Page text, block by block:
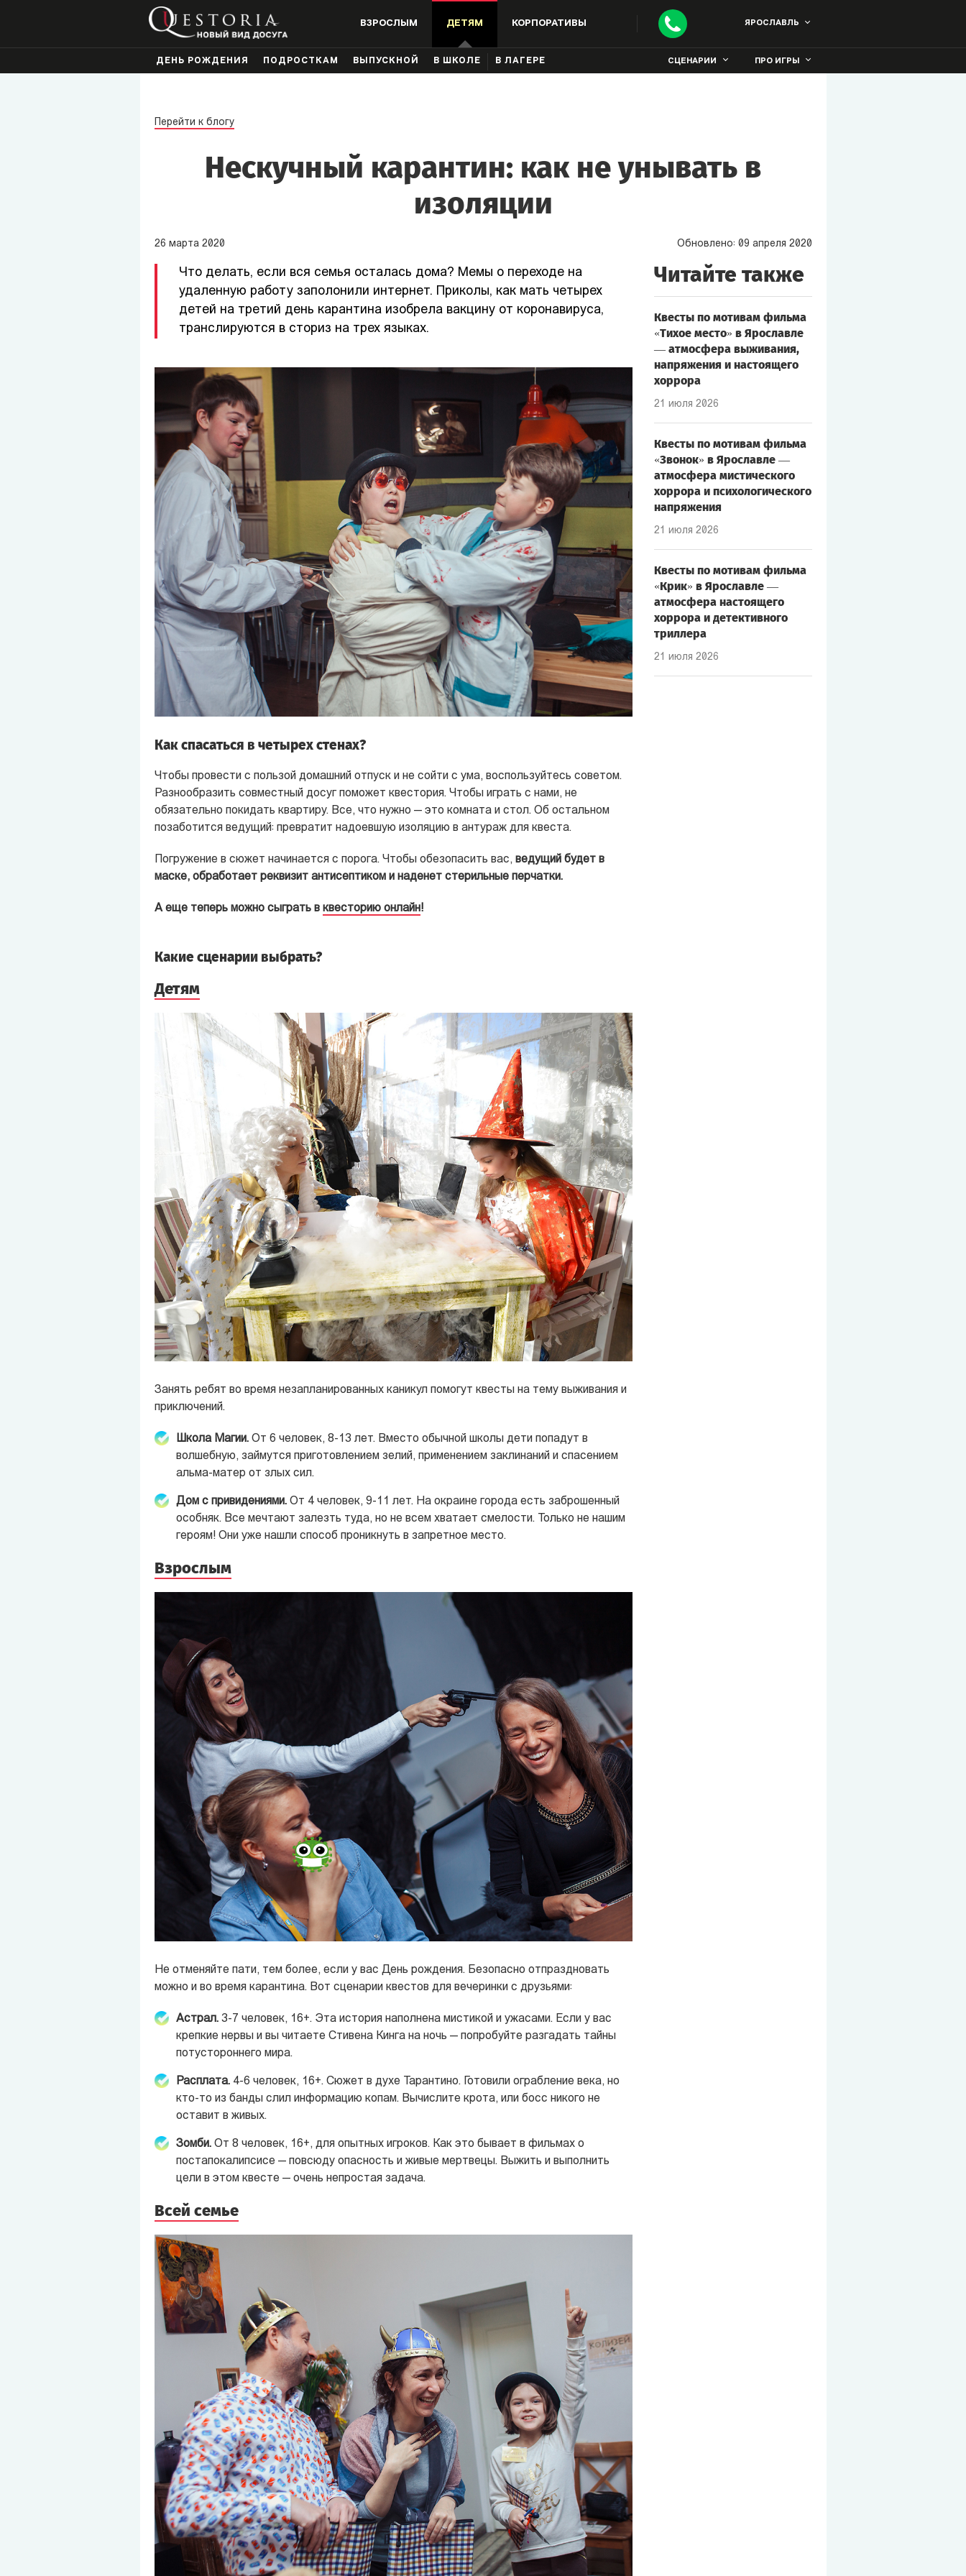
ВЗРОСЛЫМ ДЕТЯМ КОРПОРАТИВЫ ЯРОСЛАВЛЬ
ДЕНЬ РОЖДЕНИЯ ПОДРОСТКАМ ВЫПУСКНОЙ В ШКОЛЕ В ЛАГЕРЕ СЦЕНАРИИ ПРО ИГРЫ
Перейти к блогу
Нескучный карантин: как не унывать в
изоляции
26 марта 2020 Обновлено: 09 апреля 2020
Что делать, если вся семья осталась дома? Мемы о переходе на
удаленную работу заполонили интернет. Приколы, как мать четырех
детей на третий день карантина изобрела вакцину от коронавируса,
транслируются в сториз на трех языках.
Как спасаться в четырех стенах?
Чтобы провести с пользой домашний отпуск и не сойти с ума, воспользуйтесь советом.
Разнообразить совместный досуг поможет квестория. Чтобы играть с нами, не
обязательно покидать квартиру. Все, что нужно — это комната и стол. Об остальном
позаботится ведущий: превратит надоевшую изоляцию в антураж для квеста.
Погружение в сюжет начинается с порога. Чтобы обезопасить вас, ведущий будет в
маске, обработает реквизит антисептиком и наденет стерильные перчатки.
А еще теперь можно сыграть в квесторию онлайн!
Какие сценарии выбрать?
Детям
Занять ребят во время незапланированных каникул помогут квесты на тему выживания и
приключений.
Школа Магии.От 6 человек, 8-13 лет. Вместо обычной школы дети попадут в
волшебную, займутся приготовлением зелий, применением заклинаний и спасением
альма-матер от злых сил.
Дом с привидениями.От 4 человек, 9-11 лет. На окраине города есть заброшенный
особняк. Все мечтают залезть туда, но не всем хватает смелости. Только не нашим
героям! Они уже нашли способ проникнуть в запретное место.
Взрослым
Не отменяйте пати, тем более, если у вас День рождения. Безопасно отпраздновать
можно и во время карантина. Вот сценарии квестов для вечеринки с друзьями:
Астрал. 3-7 человек, 16+. Эта история наполнена мистикой и ужасами. Если у вас
крепкие нервы и вы читаете Стивена Кинга на ночь — попробуйте разгадать тайны
потустороннего мира.
Расплата.4-6 человек, 16+. Сюжет в духе Тарантино. Готовили ограбление века, но
кто-то из банды слил информацию копам. Вычислите крота, или босс никого не
оставит в живых.
Зомби. От 8 человек, 16+, для опытных игроков. Как это бывает в фильмах о
постапокалипсисе — повсюду опасность и живые мертвецы. Выжить и выполнить
цели в этом квесте — очень непростая задача.
Всей семье
Читайте также
Квесты по мотивам фильма
«Тихое место» в Ярославле
— атмосфера выживания,
напряжения и настоящего
хоррора
21 июля 2026
Квесты по мотивам фильма
«Звонок» в Ярославле —
атмосфера мистического
хоррора и психологического
напряжения
21 июля 2026
Квесты по мотивам фильма
«Крик» в Ярославле —
атмосфера настоящего
хоррора и детективного
триллера
21 июля 2026